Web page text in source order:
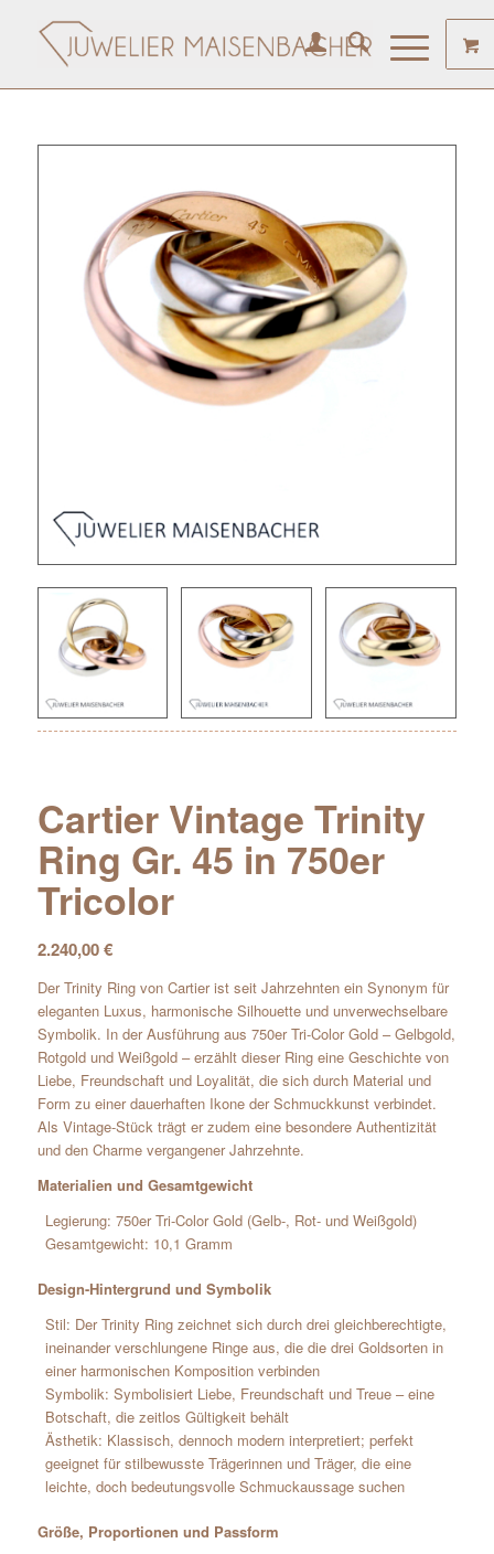
Cartier Vintage Trinity
Ring Gr. 45 in 750er
Tricolor
2.240,00€
Der Trinity Ring von Cartier ist seit Jahrzehnten ein Synonym für
eleganten Luxus, harmonische Silhouette und unverwechselbare
Symbolik. In der Ausführung aus 750er Tri-Color Gold – Gelbgold,
Rotgold und Weißgold – erzählt dieser Ring eine Geschichte von
Liebe, Freundschaft und Loyalität, die sich durch Material und
Form zu einer dauerhaften Ikone der Schmuckkunst verbindet.
Als Vintage-Stück trägt er zudem eine besondere Authentizität
und den Charme vergangener Jahrzehnte.
Materialien und Gesamtgewicht
Legierung: 750er Tri-Color Gold (Gelb-, Rot- und Weißgold)
Gesamtgewicht: 10,1 Gramm
Design-Hintergrund und Symbolik
Stil: Der Trinity Ring zeichnet sich durch drei gleichberechtigte,
ineinander verschlungene Ringe aus, die die drei Goldsorten in
einer harmonischen Komposition verbinden
Symbolik: Symbolisiert Liebe, Freundschaft und Treue – eine
Botschaft, die zeitlos Gültigkeit behält
Ästhetik: Klassisch, dennoch modern interpretiert; perfekt
geeignet für stilbewusste Trägerinnen und Träger, die eine
leichte, doch bedeutungsvolle Schmuckaussage suchen
Größe, Proportionen und Passform